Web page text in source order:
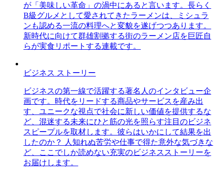
が「美味しい革命」の渦中にあると言います。長らく
B級グルメとして愛されてきたラーメンは、ミシュラ
ンも認める一流の料理へと変貌を遂げつつあります。
新時代に向けて群雄割拠する街のラーメン店を巨匠自
らが実食リポートする連載です。
ビジネス ストーリー
ビジネスの第一線で活躍する著名人のインタビュー企
画です。時代をリードする商品やサービスを産み出
す、ユニークな視点で社会に新しい価値を提供するな
ど、混迷する未来にひと筋の光を照らす注目のビジネ
スピープルを取材します。彼らはいかにして結果を出
したのか？ 人知れぬ苦労や仕事で得た意外な気づきな
ど、ここでしか読めない充実のビジネスストーリーを
お届けします。